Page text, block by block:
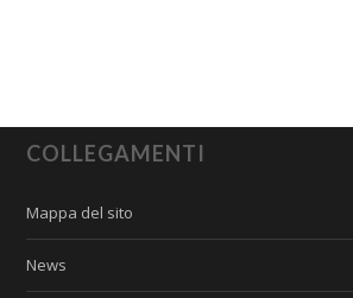
COLLEGAMENTI
Mappa del sito
News